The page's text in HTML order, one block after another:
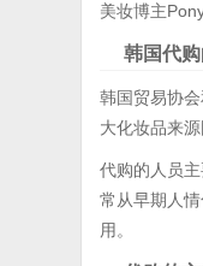
美妆博主
韩国代
韩国贸易协
大化妆品来
代购的人员
常从早期人
用。